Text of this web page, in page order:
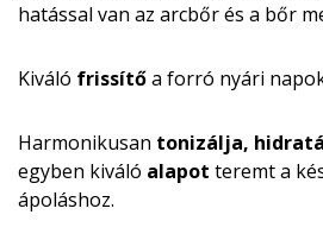
hatással van az arcbőr és a bőr
Kiváló frissítőa forró nyári
Harmonikusan tonizálja,
egyben kiváló alapot teremt a
ápoláshoz.